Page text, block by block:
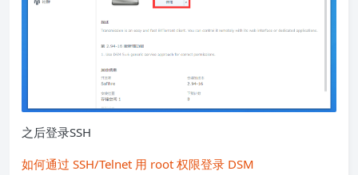
之后登录SSH
如何通过 SSH/Telnet 用 root 权限登录 DSM